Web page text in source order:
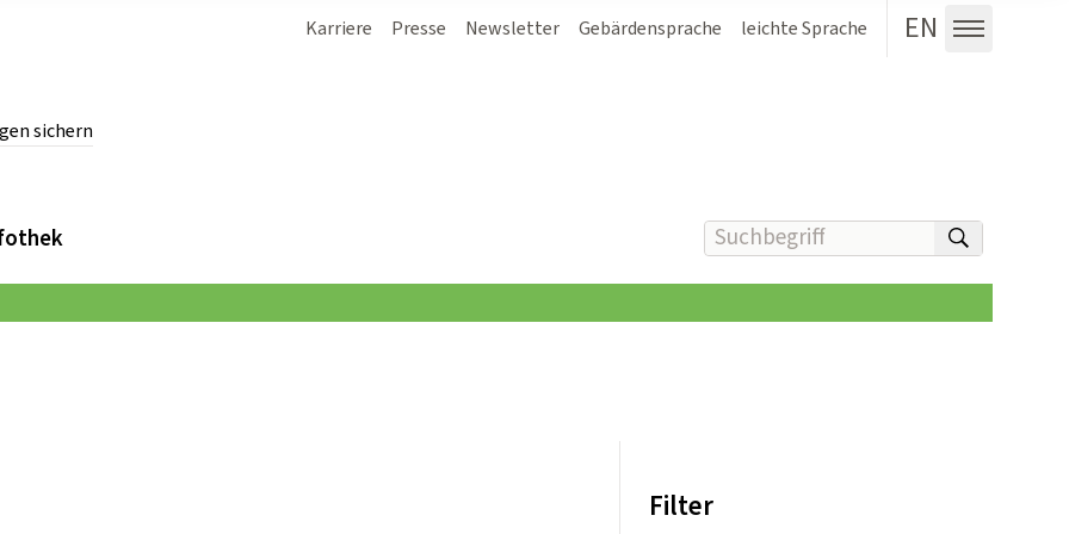
sichern
Karriere Presse Newsletter Gebärdensprache leichte Sprache EN
Menü
Suchbegriff(e) eingeben
Filter